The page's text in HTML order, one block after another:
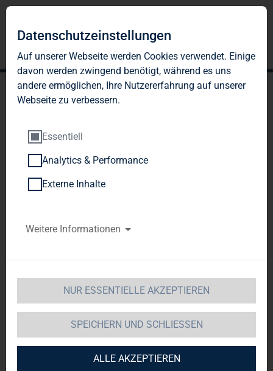
TAG Immobilien AG begibt
Angebot von
Unternehmensanleihen in
Mio.
TAG Immobilien AG / Schlagwort(e):
Anleiheemission
29.07.2013 / 08:55
Datenschutzeinstellungen
Auf unserer Webseite werden Cookies verwendet. Einige
davon werden zwingend benötigt, während es uns
andere ermöglichen, Ihre Nutzererfahrung auf unserer
Webseite zu verbessern.
Essentiell
Analytics & Performance
Externe Inhalte
Weitere Informationen
NUR ESSENTIELLE AKZEPTIEREN
SPEICHERN UND SCHLIESSEN
ALLE AKZEPTIEREN